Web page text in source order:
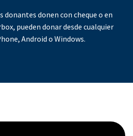
donantes donen con cheque o en
pueden donar desde cualquier
Android o Windows.